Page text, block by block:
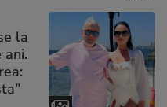
la